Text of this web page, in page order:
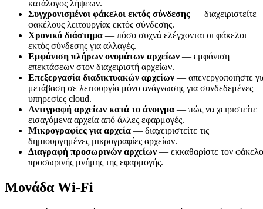
κατάλογος λήψεων.
Συγχρονισμένοι φάκελοι εκτός σύνδεσης — διαχειριστείτε
φακέλους λειτουργίας εκτός σύνδεσης.
Χρονικό διάστημα — πόσο συχνά ελέγχονται οι φάκελοι
εκτός σύνδεσης για αλλαγές.
Εμφάνιση πλήρων ονομάτων αρχείων — εμφάνιση
επεκτάσεων στον διαχειριστή αρχείων.
Επεξεργασία διαδικτυακών αρχείων — απενεργοποιήστε
μετάβαση σε λειτουργία μόνο ανάγνωσης για συνδεδεμένες
υπηρεσίες cloud.
Αντιγραφή αρχείων κατά το άνοιγμα — πώς να χειριστείτε
εισαγόμενα αρχεία από άλλες εφαρμογές.
Μικρογραφίες για αρχεία — διαχειριστείτε τις
δημιουργημένες μικρογραφίες αρχείων.
Διαγραφή προσωρινών αρχείων — εκκαθαρίστε τον φάκελο
προσωρινής μνήμης της εφαρμογής.
Μονάδα Wi-Fi